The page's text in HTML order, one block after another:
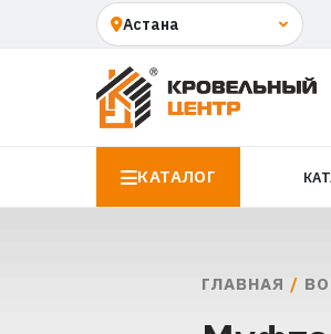
КАТАЛОГ
ГЛАВНАЯ /